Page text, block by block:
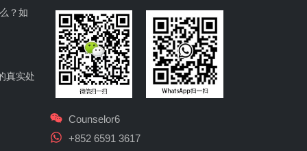
？如
真实处
Counselor6
+852 6591 3617